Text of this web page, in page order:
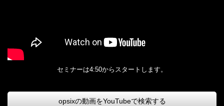
セミナーは4:50からスタートします。
opsixの動画をYouTubeで検索する